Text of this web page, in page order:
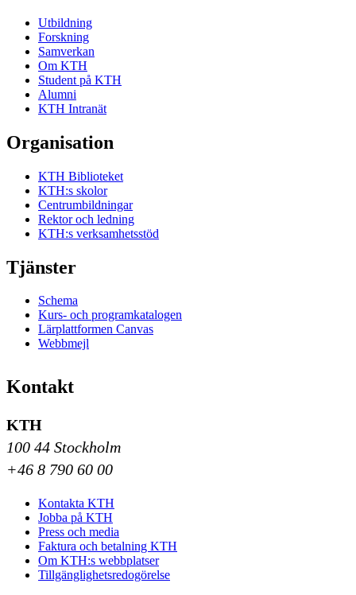
Utbildning
Forskning
Samverkan
Om KTH
Student på KTH
Alumni
KTH Intranät
Organisation
KTH Biblioteket
KTH:s skolor
Centrumbildningar
Rektor och ledning
KTH:s verksamhetsstöd
Tjänster
Schema
Kurs- och programkatalogen
Lärplattformen Canvas
Webbmejl
Kontakt
KTH
100 44 Stockholm
+46 8 790 60 00
Kontakta KTH
Jobba på KTH
Press och media
Faktura och betalning KTH
Om KTH:s webbplatser
Tillgänglighetsredogörelse